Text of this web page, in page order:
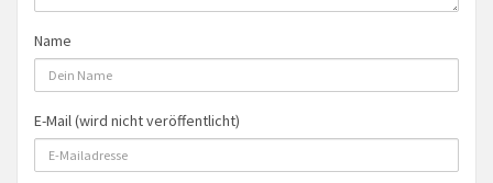
Name
E-Mail (wird nicht veröffentlicht)